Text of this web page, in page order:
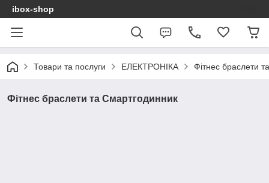
ibox-shop
Товари та послуги ЕЛЕКТРОНІКА Фітнес браслети
Фітнес браслети та Смартгодинник